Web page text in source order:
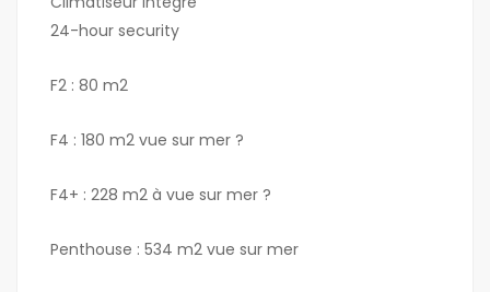
24-hour security
F2 : 80 m2
F4 : 180 m2 vue sur mer ?
F4+ : 228 m2 à vue sur mer ?
Penthouse : 534 m2 vue sur mer